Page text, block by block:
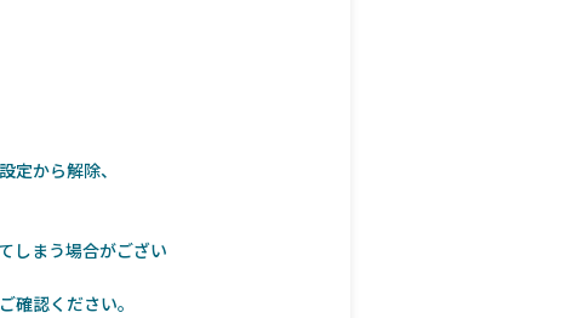
から解除、
しまう場合がござい
確認ください。